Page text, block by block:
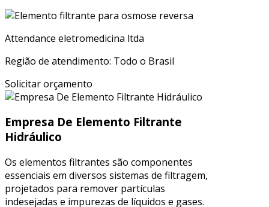
Attendance eletromedicina ltda
Região de atendimento: Todo o Brasil
Solicitar orçamento
Empresa De Elemento Filtrante
Hidráulico
Os elementos filtrantes são componentes
essenciais em diversos sistemas de filtragem,
projetados para remover partículas
indesejadas e impurezas de líquidos e gases.